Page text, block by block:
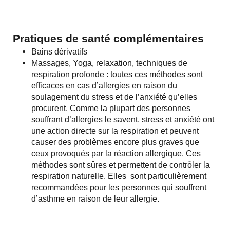
Pratiques de santé complémentaires
Bains dérivatifs
Massages, Yoga, relaxation, techniques de
respiration profonde : toutes ces méthodes sont
efficaces en cas d’allergies en raison du
soulagement du stress et de l’anxiété qu’elles
procurent. Comme la plupart des personnes
souffrant d’allergies le savent, stress et anxiété ont
une action directe sur la respiration et peuvent
causer des problèmes encore plus graves que
ceux provoqués par la réaction allergique. Ces
méthodes sont sûres et permettent de contrôler la
respiration naturelle. Elles sont particulièrement
recommandées pour les personnes qui souffrent
d’asthme en raison de leur allergie.